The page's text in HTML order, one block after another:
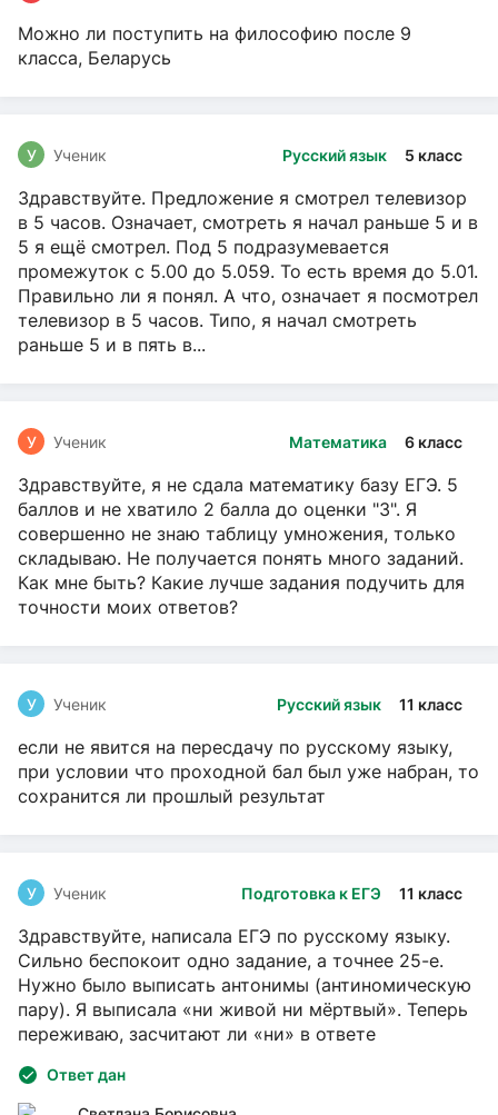
Можно ли поступить на философию после 9
класса, Беларусь
Русский язык 5 класс
У Ученик
Здравствуйте. Предложение я смотрел телевизор
в 5 часов. Означает, смотреть я начал раньше 5 и в
5 я ещё смотрел. Под 5 подразумевается
промежуток с 5.00 до 5.059. То есть время до 5.01.
Правильно ли я понял. А что, означает я посмотрел
телевизор в 5 часов. Типо, я начал смотреть
раньше 5 и в пять в...
Математика 6 класс
У Ученик
Здравствуйте, я не сдала математику базу ЕГЭ. 5
баллов и не хватило 2 балла до оценки "3". Я
совершенно не знаю таблицу умножения, только
складываю. Не получается понять много заданий.
Как мне быть? Какие лучше задания подучить для
точности моих ответов?
Русский язык 11 класс
У Ученик
если не явится на пересдачу по русскому языку,
при условии что проходной бал был уже набран, то
сохранится ли прошлый результат
Подготовка к ЕГЭ 11 класс
У Ученик
Здравствуйте, написала ЕГЭ по русскому языку.
Сильно беспокоит одно задание, а точнее 25-е.
Нужно было выписать антонимы (антиномическую
пару). Я выписала «ни живой ни мёртвый». Теперь
переживаю, засчитают ли «ни» в ответе
Ответ дан